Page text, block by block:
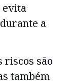
evita
a
riscos são
também